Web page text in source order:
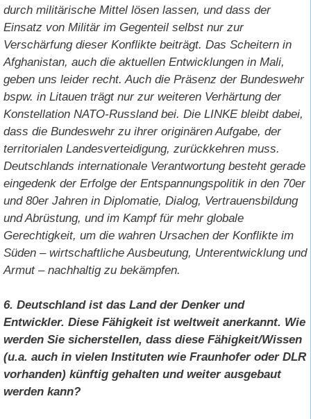
durch militärische Mittel lösen lassen, und dass der
Einsatz von Militär im Gegenteil selbst nur zur
Verschärfung dieser Konflikte beiträgt. Das Scheitern in
Afghanistan, auch die aktuellen Entwicklungen in Mali,
geben uns leider recht. Auch die Präsenz der Bundeswehr
bspw. in Litauen trägt nur zur weiteren Verhärtung der
Konstellation NATO-Russland bei. Die LINKE bleibt dabei,
dass die Bundeswehr zu ihrer originären Aufgabe, der
territorialen Landesverteidigung, zurückkehren muss.
Deutschlands internationale Verantwortung besteht gerade
eingedenk der Erfolge der Entspannungspolitik in den 70er
und 80er Jahren in Diplomatie, Dialog, Vertrauensbildung
und Abrüstung, und im Kampf für mehr globale
Gerechtigkeit, um die wahren Ursachen der Konflikte im
Süden – wirtschaftliche Ausbeutung, Unterentwicklung und
Armut – nachhaltig zu bekämpfen.
6. Deutschland ist das Land der Denker und
Entwickler. Diese Fähigkeit ist weltweit anerkannt. Wie
werden Sie sicherstellen, dass diese Fähigkeit/Wissen
(u.a. auch in vielen Instituten wie Fraunhofer oder DLR
vorhanden) künftig gehalten und weiter ausgebaut
werden kann?